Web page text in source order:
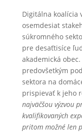
Digitálna koalícia
osemdesiat
súkromného
pre desaťtisíce
akademická
predovšetkým
sektora na
prispievať k jeho
najväčšou výzvou
kvalifikovaných
pritom možné len